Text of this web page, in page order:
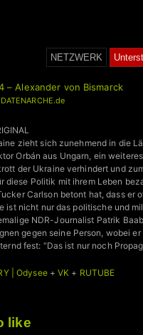
NETZWERK
– Alexander von Bismarck
zieht sich zunehmend in die
Orbán aus Ungarn, ein
der Ukraine verhindert und
diese Politik mit ihrem Leben
Carlson betont hat, dass er
ist nicht nur das politische und
NDR-Journalist Patrik
gegen seine Person, wobei
fest: “Das ist nur noch
| Odysee+VK + RUTUBE
like